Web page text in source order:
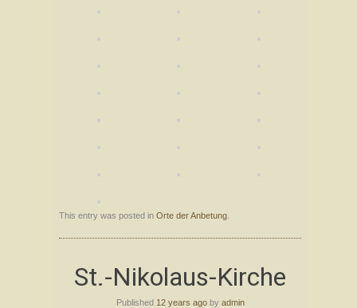
This entry was posted in Orte der Anbetung
St.-Nikolaus-Kirche
Published 12 years agoby admin